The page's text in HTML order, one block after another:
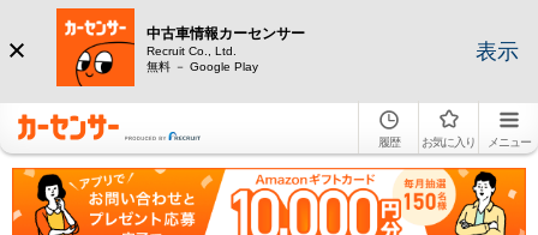
中古車情報カーセンサー
Recruit Co., Ltd.
無料 － Google Play
表示
履歴 お気に入り メニュー